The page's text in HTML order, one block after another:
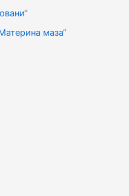
маза“